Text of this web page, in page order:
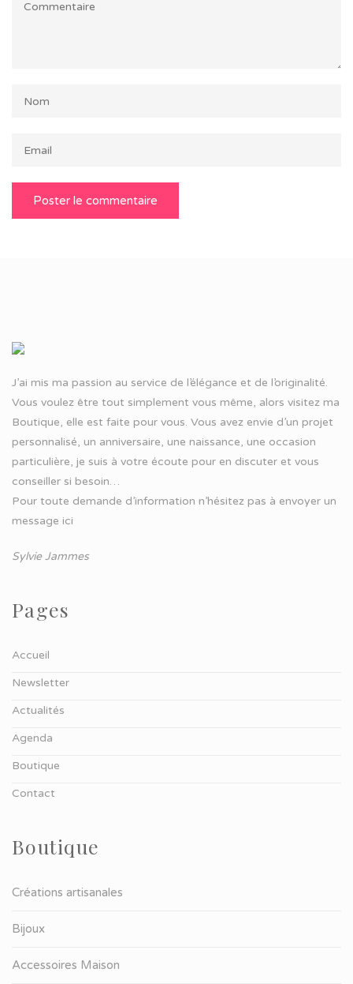
J’ai mis ma passion au service de l’élégance et de l’originalité.
Vous voulez être tout simplement vous même, alors visitez ma
Boutique, elle est faite pour vous. Vous avez envie d’un projet
personnalisé, un anniversaire, une naissance, une occasion
particulière, je suis à votre écoute pour en discuter et vous
conseiller si besoin…
Pour toute demande d’information n’hésitez pas à envoyer un
message ici
Sylvie Jammes
Pages
Accueil
Newsletter
Actualités
Agenda
Boutique
Contact
Boutique
Créations artisanales
Bijoux
Accessoires Maison